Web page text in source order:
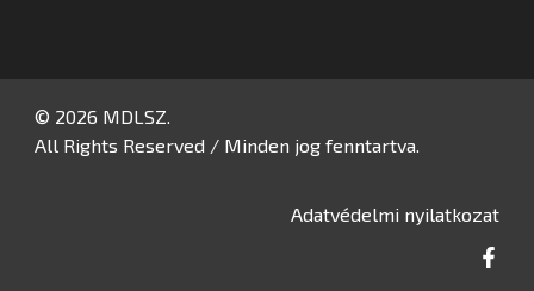
© 2026 MDLSZ.
All Rights Reserved / Minden jog fenntartva.
Adatvédelmi nyilatkozat